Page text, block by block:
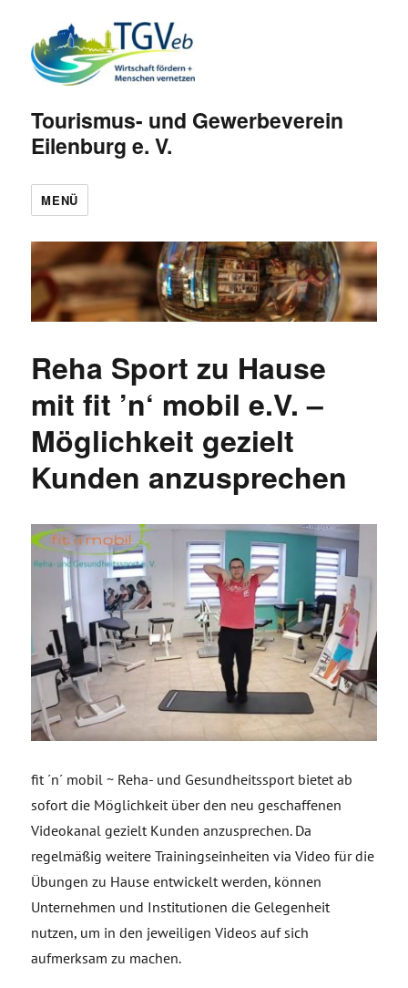
Tourismus- und Gewerbeverein
Eilenburg e. V.
MENÜ
Reha Sport zu Hause
mit fit ’n‘ mobil e.V. –
Möglichkeit gezielt
Kunden anzusprechen
fit ´n´ mobil ~ Reha- und Gesundheitssport bietet ab
sofort die Möglichkeit über den neu geschaffenen
Videokanal gezielt Kunden anzusprechen. Da
regelmäßig weitere Trainingseinheiten via Video für die
Übungen zu Hause entwickelt werden, können
Unternehmen und Institutionen die Gelegenheit
nutzen, um in den jeweiligen Videos auf sich
aufmerksam zu machen.